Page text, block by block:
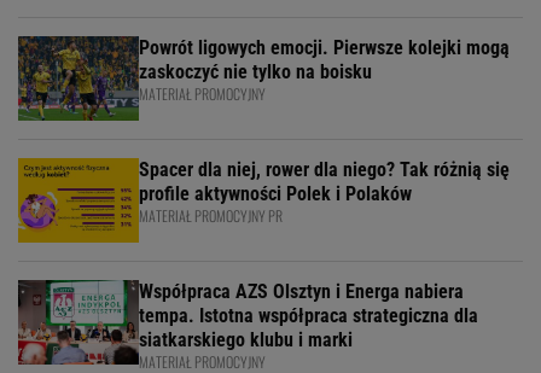
Powrót ligowych emocji. Pierwsze kolejki mogą
zaskoczyć nie tylko na boisku
MATERIAŁ PROMOCYJNY
Spacer dla niej, rower dla niego? Tak różnią się
profile aktywności Polek i Polaków
MATERIAŁ PROMOCYJNY PR
Współpraca AZS Olsztyn i Energa nabiera
tempa. Istotna współpraca strategiczna dla
siatkarskiego klubu i marki
MATERIAŁ PROMOCYJNY